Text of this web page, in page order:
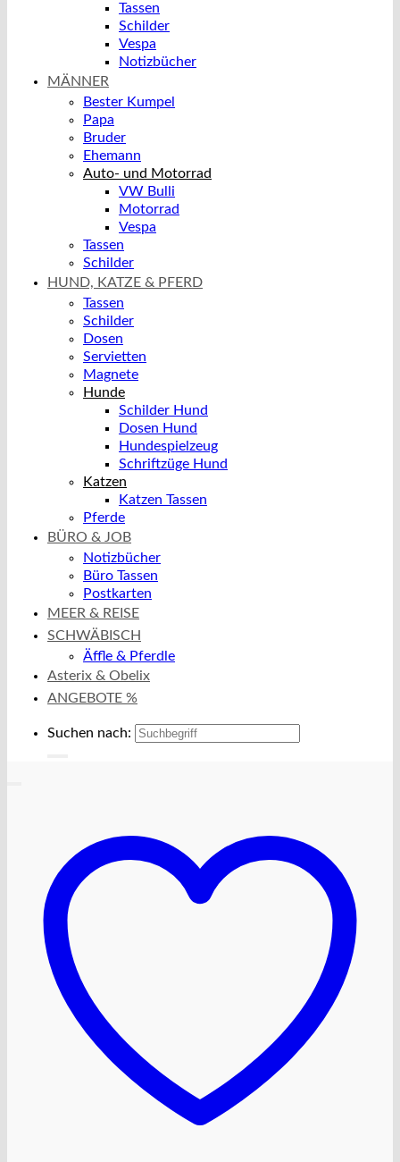
Tassen
Schilder
Vespa
Notizbücher
MÄNNER
Bester Kumpel
Papa
Bruder
Ehemann
Auto- und Motorrad
VW Bulli
Motorrad
Vespa
Tassen
Schilder
HUND, KATZE & PFERD
Tassen
Schilder
Dosen
Servietten
Magnete
Hunde
Schilder Hund
Dosen Hund
Hundespielzeug
Schriftzüge Hund
Katzen
Katzen Tassen
Pferde
BÜRO & JOB
Notizbücher
Büro Tassen
Postkarten
MEER & REISE
SCHWÄBISCH
Äffle & Pferdle
Asterix & Obelix
ANGEBOTE %
Suchen nach: